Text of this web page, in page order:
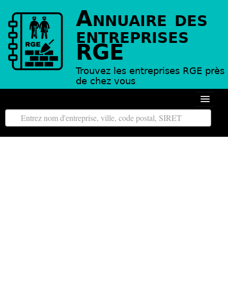
Annuaire des
entreprises
RGE
Trouvez les entreprises RGE près
de chez vous
Autour de moi